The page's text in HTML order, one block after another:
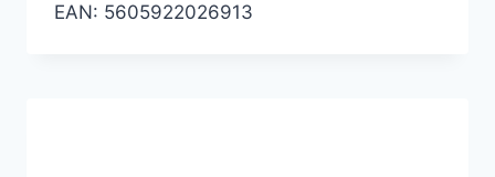
EAN: 5605922026913